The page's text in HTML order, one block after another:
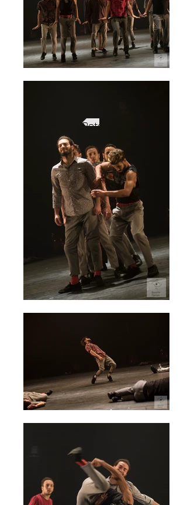
Retour